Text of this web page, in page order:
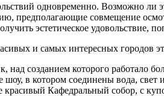
одновременно. Возможно ли
предполагающие совмещение
эстетическое удовольствие,
и самых интересных городов
созданием которого работало
в котором соединены вода, свет
красивый Кафедральный собор, с